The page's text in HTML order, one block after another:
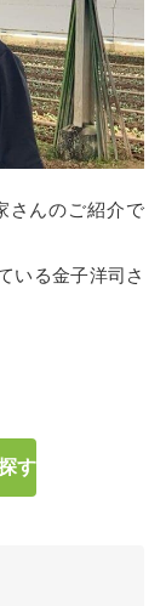
さんのご紹介で
いる金子洋司さ
す